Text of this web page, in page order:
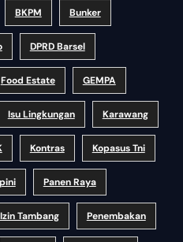
BKPM Bunker
DPRD Barsel
Food Estate GEMPA
Isu Lingkungan Karawang
Kontras Kopasus Tni
Panen Raya
Tambang Penembakan